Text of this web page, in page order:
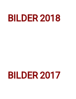
BILDER 2018
BILDER 2017